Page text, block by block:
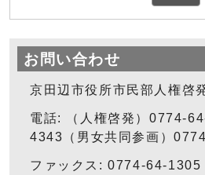
お問い合わせ
京田辺市役所市民部人権啓
電話: （人権啓発）0774-
4343（男女共同参画）
ファックス: 0774-64-1305